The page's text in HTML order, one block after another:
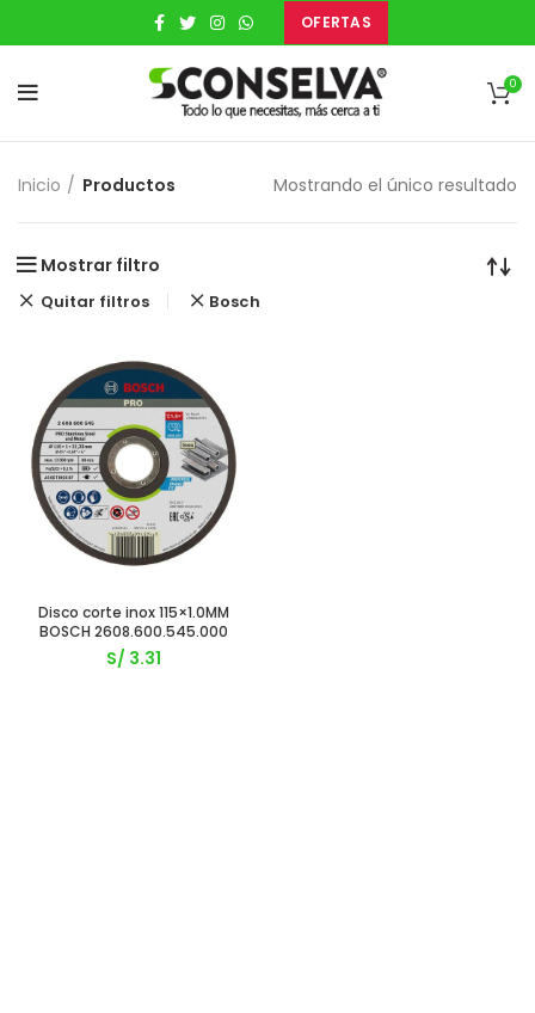
OFERTAS
0
Inicio Productos Mostrando el único resultado
Mostrar filtro
Quitar filtros Bosch
Disco corte inox 115×1.0MM
BOSCH 2608.600.545.000
S/ 3.31